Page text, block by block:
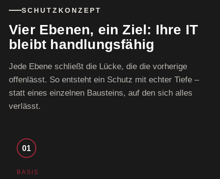
SCHUTZKONZEPT
Vier Ebenen, ein Ziel: Ihre IT
bleibt handlungsfähig
Jede Ebene schließt die Lücke, die die vorherige
offenlässt. So entsteht ein Schutz mit echter Tiefe –
statt eines einzelnen Bausteins, auf den sich alles
verlässt.
01
BASIS